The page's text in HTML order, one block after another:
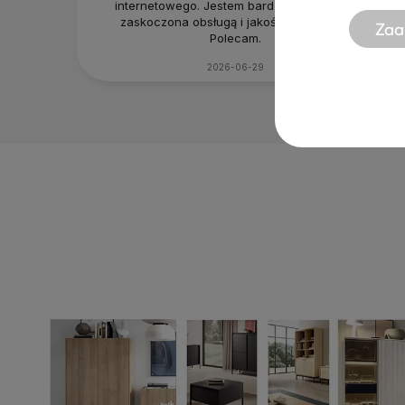
internetowego. Jestem bardzo pozytywnie
zaskoczona obsługą i jakością produktu.
Polecam.
2026-06-29